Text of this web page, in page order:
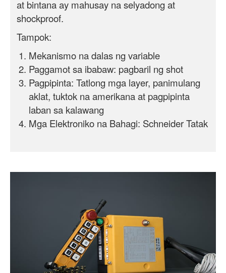
at bintana ay mahusay na selyadong at
shockproof.
Tampok:
Mekanismo na dalas ng variable
Paggamot sa ibabaw: pagbaril ng shot
Pagpipinta: Tatlong mga layer, panimulang
aklat, tuktok na amerikana at pagpipinta
laban sa kalawang
Mga Elektroniko na Bahagi: SchneiderTatak